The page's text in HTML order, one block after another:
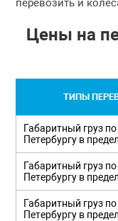
перевозить и
Цены на
ТИПЫ
Габаритный груз
Петербургу в
Габаритный груз
Петербургу в
Габаритный груз
Петербургу в